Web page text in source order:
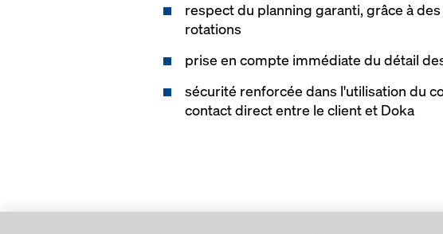
respect du planning garanti, grâce à
rotations
prise en compte immédiate du détail
sécurité renforcée dans l'utilisation du
contact direct entre le client et Doka